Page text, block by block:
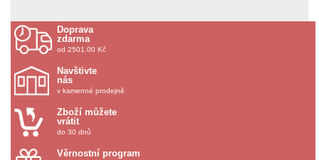
Doprava
zdarma
od 2501.00 Kč
Navštivte
nás
v kamenné prodejně
Zboží můžete
vrátit
do 30 dnů
Věrnostní program